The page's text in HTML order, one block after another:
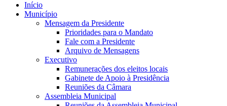
Início
Município
Mensagem da Presidente
Prioridades para o Mandato
Fale com a Presidente
Arquivo de Mensagens
Executivo
Remunerações dos eleitos locais
Gabinete de Apoio à Presidência
Reuniões da Câmara
Assembleia Municipal